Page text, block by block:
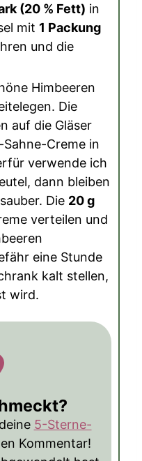
(20 % Fett) in
mit 1 Packung
und die
Himbeeren
Die
auf die Gläser
Creme in
verwende ich
dann bleiben
Die 20 g
verteilen und
eine Stunde
kalt stellen,
wird.
5-Sterne-
Kommentar!